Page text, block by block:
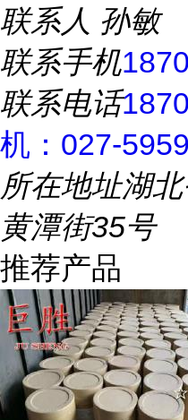
联系人 孙敏
联系手机
联系电话
机：027-
所在地址湖
黄潭街35号
推荐产品